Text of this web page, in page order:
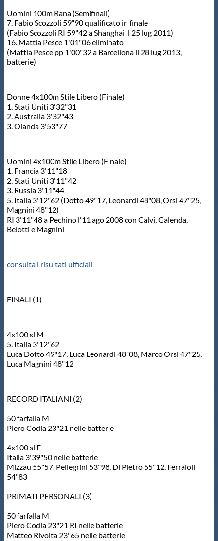
Uomini 100m Rana (Semifinali)
7. Fabio Scozzoli 59"90 qualificato in finale
(Fabio Scozzoli RI 59"42 a Shanghai il 25 lug 2011)
16. Mattia Pesce 1'01"06 eliminato
(Mattia Pesce pp 1'00"32 a Barcellona il 28 lug 2013,
batterie)
Donne 4x100m Stile Libero (Finale)
1. Stati Uniti 3'32"31
2. Australia 3'32"43
3. Olanda 3'53"77
Uomini 4x100m Stile Libero (Finale)
1. Francia 3'11"18
2. Stati Uniti 3'11"42
3. Russia 3'11"44
5. Italia 3'12"62 (Dotto 49"17, Leonardi 48"08, Orsi 47"25,
Magnini 48"12)
RI 3'11"48 a Pechino l'11 ago 2008 con Calvi, Galenda,
Belotti e Magnini
consulta i risultati ufficiali
FINALI (1)
4x100 sl M
5. Italia 3'12"62
Luca Dotto 49"17, Luca Leonardi 48"08, Marco Orsi 47"25,
Luca Magnini 48"12
RECORD ITALIANI (2)
50 farfalla M
Piero Codia 23"21 nelle batterie
4x100 sl F
Italia 3'39"50 nelle batterie
Mizzau 55"57, Pellegrini 53"98, Di Pietro 55"12, Ferraioli
54"83
PRIMATI PERSONALI (3)
50 farfalla M
Piero Codia 23"21 RI nelle batterie
Matteo Rivolta 23"65 nelle batterie